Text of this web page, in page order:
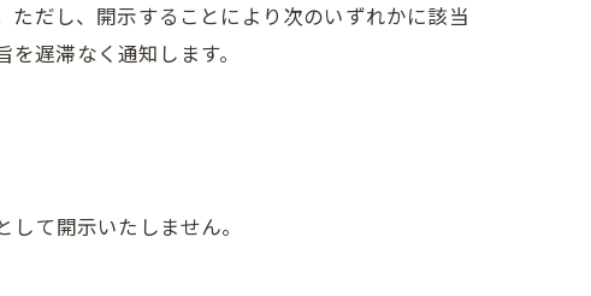
だし、開示することにより次のいずれかに該当
遅滞なく通知します。
て開示いたしません。